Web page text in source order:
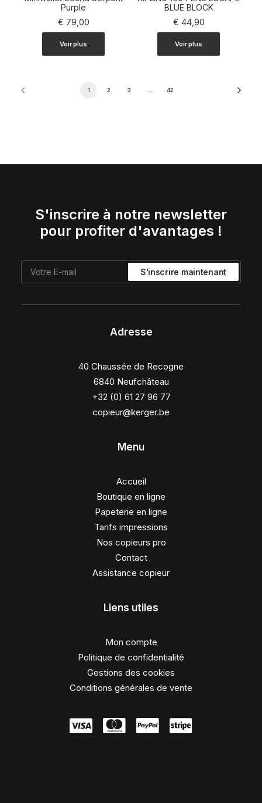
AJOUTER AU PANIER
Purple
€ 79,00
Voir plus
AJOUTER AU PANIER
BLUE BLOCK
€ 44,90
Voir plus
1 2 3 42
S'inscrire à notre newsletter
pour profiter d'avantages !
Adresse
40 Chaussée de Recogne
6840 Neufchâteau
+32 (0) 61 27 96 77
copieur@kerger.be
Menu
Accueil
Boutique en ligne
Papeterie en ligne
Tarifs impressions
Nos copieurs pro
Contact
Assistance copieur
Liens utiles
Mon compte
Politique de confidentialité
Gestions des cookies
Conditions générales de vente